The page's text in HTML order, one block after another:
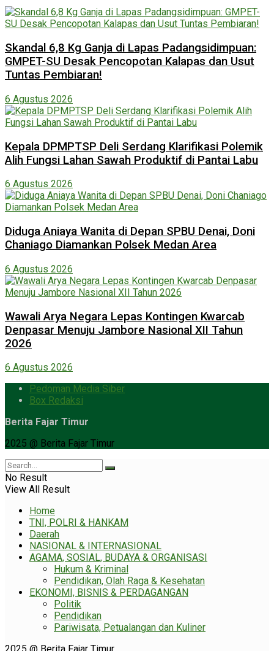
Skandal 6,8 Kg Ganja di Lapas Padangsidimpuan:
GMPET-SU Desak Pencopotan Kalapas dan Usut
Tuntas Pembiaran!
6 Agustus 2026
Kepala DPMPTSP Deli Serdang Klarifikasi Polemik
Alih Fungsi Lahan Sawah Produktif di Pantai Labu
6 Agustus 2026
Diduga Aniaya Wanita di Depan SPBU Denai, Doni
Chaniago Diamankan Polsek Medan Area
6 Agustus 2026
Wawali Arya Negara Lepas Kontingen Kwarcab
Denpasar Menuju Jambore Nasional XII Tahun
2026
6 Agustus 2026
Pedoman Media Siber
Box Redaksi
Berita Fajar Timur
2025 @ Berita Fajar Timur
No Result
View All Result
Home
TNI, POLRI & HANKAM
Daerah
NASIONAL & INTERNASIONAL
AGAMA, SOSIAL, BUDAYA & ORGANISASI
Hukum & Kriminal
Pendidikan, Olah Raga & Kesehatan
EKONOMI, BISNIS & PERDAGANGAN
Politik
Pendidikan
Pariwisata, Petualangan dan Kuliner